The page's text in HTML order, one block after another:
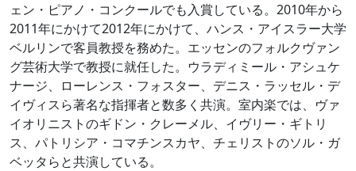
ェン・ピアノ・コンクールでも入賞している。2010年から
2011年にかけて2012年にかけて、ハンス・アイスラー大学
ベルリンで客員教授を務めた。エッセンのフォルクヴァン
グ芸術大学で教授に就任した。ウラディミール・アシュケ
ナージ、ローレンス・フォスター、デニス・ラッセル・デ
イヴィスら著名な指揮者と数多く共演。室内楽では、ヴァ
イオリニストのギドン・クレーメル、イヴリー・ギトリ
ス、パトリシア・コマチンスカヤ、チェリストのソル・ガ
ベッタらと共演している。